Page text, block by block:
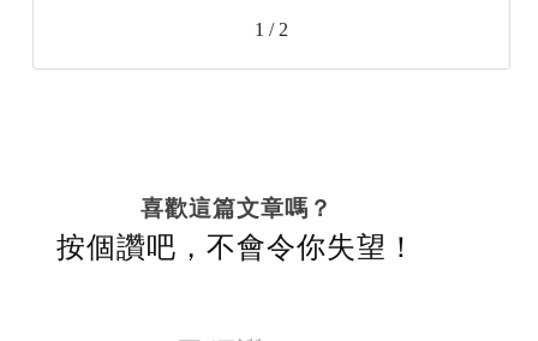
1 / 2
喜歡這篇文章嗎？
按個讚吧，不會令你失望！